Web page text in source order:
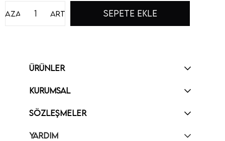
Artır
Azalt
ÜRÜNLER
KURUMSAL
SÖZLEŞMELER
YARDIM